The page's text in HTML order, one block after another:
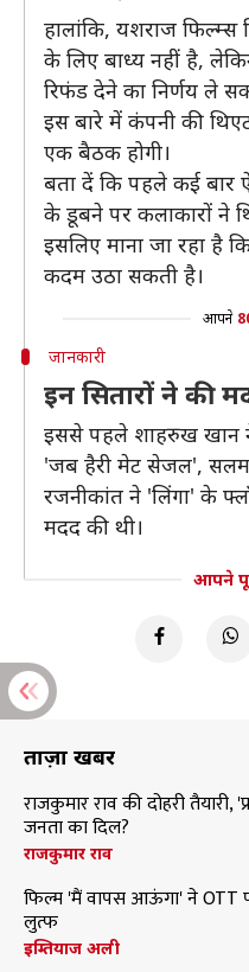
हालांकि, यशराज फिल्म्स
के लिए बाध्य नहीं है,
रिफंड देने का निर्णय ले
इस बारे में कंपनी की
एक बैठक होगी।
बता दें कि पहले कई बार
के डूबने पर कलाकारों ने
इसलिए माना जा रहा है
कदम उठा सकती है।
आपने
जानकारी
इन सितारों ने की
इससे पहले शाहरुख खान
'जब हैरी मेट सेजल',
रजनीकांत ने 'लिंगा' के
मदद की थी।
आपने
ताज़ा खबरें
राजकुमार राव की दोहरी
जनता का दिल?
राजकुमार राव
फिल्म 'मैं वापस आऊंगा' ने OTT
लुत्फ
इम्तियाज अली